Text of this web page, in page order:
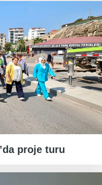
proje turu